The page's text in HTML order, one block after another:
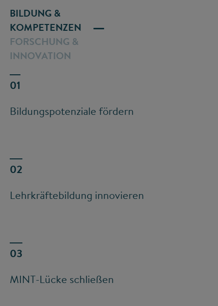
BILDUNG &
KOMPETENZEN
Bildungspotenziale fördern
Lehrkräftebildung innovieren
MINT-Lücke schließen
FORSCHUNG &
INNOVATION